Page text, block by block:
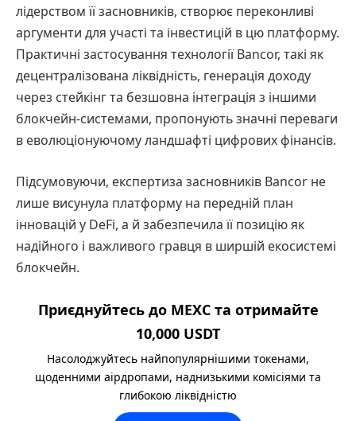
лідерством її засновників, створює переконливі
аргументи для участі та інвестицій в цю платформу.
Практичні застосування технології Bancor, такі як
децентралізована ліквідність, генерація доходу
через стейкінг та безшовна інтеграція з іншими
блокчейн-системами, пропонують значні переваги
в еволюціонуючому ландшафті цифрових фінансів.
Підсумовуючи, експертиза засновників Bancor не
лише висунула платформу на передній план
інновацій у DeFi, а й забезпечила її позицію як
надійного і важливого гравця в ширшій екосистемі
блокчейн.
Приєднуйтесь до MEXC та отримайте
10,000 USDT
Насолоджуйтесь найпопулярнішими токенами,
щоденними аірдропами, наднизькими комісіями та
глибокою ліквідністю